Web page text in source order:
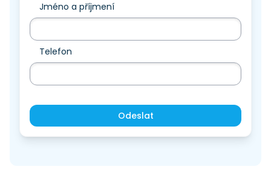
Jméno a příjmení
Telefon
Odeslat